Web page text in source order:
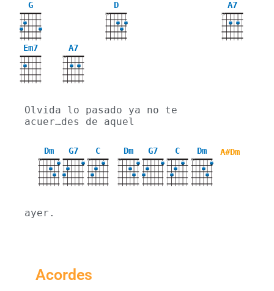
G D
X
A7
X
Em7 A7
X
Olvida lo pasado ya no te
acuer…des de aquel
Dm
X
G7 C
X
Dm
X
G7 C
X
Dm
X
A#Dm
ayer.
Acordes